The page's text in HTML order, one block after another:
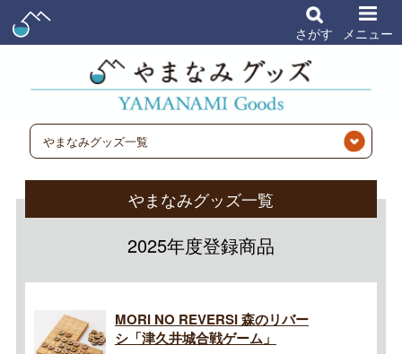
さがす メニュー
やまなみグッズ一覧
やまなみグッズ一覧
2025年度登録商品
MORI NO REVERSI 森のリバー
シ「津久井城合戦ゲーム」